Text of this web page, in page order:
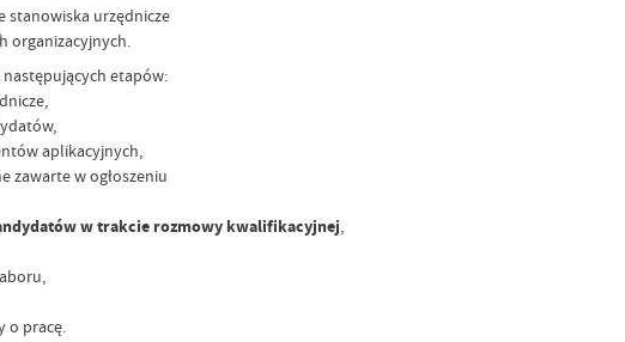
stanowiska urzędnicze
organizacyjnych.
następujących etapów:
aplikacyjnych,
zawarte w ogłoszeniu
w trakcie rozmowy kwalifikacyjnej,
o pracę.